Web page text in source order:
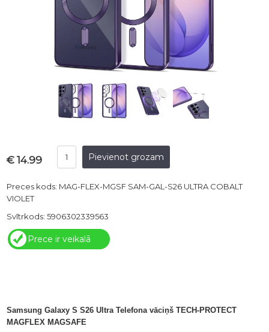
€ 14.99
Preces kods: MAG-FLEX-MGSF SAM-GAL-S26 ULTRA COBALT
VIOLET
Svītrkods: 5906302339563
Prece ir veikalā
Samsung Galaxy S S26 Ultra Telefona vāciņš TECH-PROTECT
MAGFLEX MAGSAFE